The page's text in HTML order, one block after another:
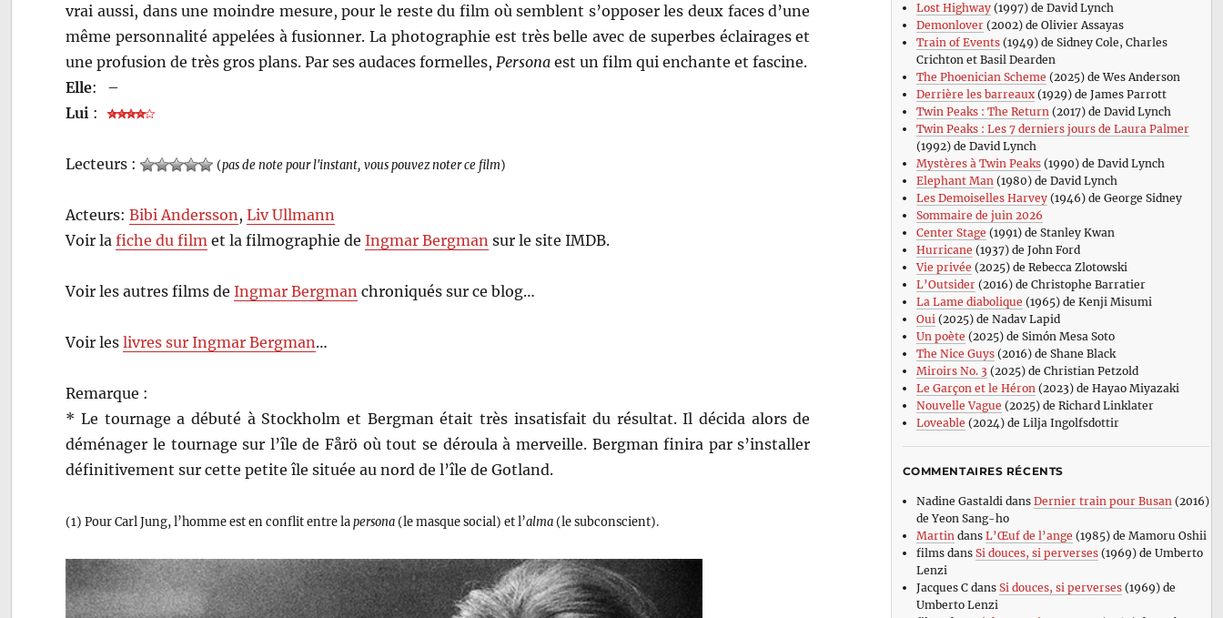
vrai aussi, dans une moindre mesure, pour le reste du film où semblent s’opposer les deux faces d’une
même personnalité appelées à fusionner. La photographie est très belle avec de superbes éclairages et
une profusion de très gros plans. Par ses audaces formelles, Persona est un film qui enchante et fascine.
Elle:
–
Lui :
Lecteurs : (pas de note pour l'instant, vous pouvez noter ce film)
Acteurs:Bibi Andersson ,Liv Ullmann
Voir lafiche du film et la filmographie deIngmar Bergman sur le site IMDB.
Voir les autres films deIngmar Bergman chroniqués sur ce blog…
Voir leslivres sur Ingmar Bergman…
Remarque :
* Le tournage a débuté à Stockholm et Bergman était très insatisfait du résultat. Il décida alors de
déménager le tournage sur l’île de Fårö où tout se déroula à merveille. Bergman finira par s’installer
définitivement sur cette petite île située au nord de l’île de Gotland.
(1) Pour Carl Jung, l’homme est en conflit entre lapersona(le masque social) et l’alma(le subconscient).
Lost Highway(1997) de David Lynch
Demonlover(2002) de Olivier Assayas
Train of Events(1949) de Sidney Cole, Charles
Crichton et Basil Dearden
The Phoenician Scheme (2025) de Wes Anderson
Derrière les barreaux(1929) de James Parrott
Twin Peaks : The Return(2017) de David Lynch
Twin Peaks : Les 7 derniers jours de Laura Palmer
(1992) de David Lynch
Mystères à Twin Peaks(1990) de David Lynch
Elephant Man(1980) de David Lynch
Les Demoiselles Harvey(1946) de George Sidney
Sommaire de juin 2026
Center Stage (1991) de Stanley Kwan
Hurricane (1937) de John Ford
Vie privée (2025) de Rebecca Zlotowski
L’Outsider(2016) de Christophe Barratier
La Lame diabolique (1965) de Kenji Misumi
Oui(2025) de Nadav Lapid
Un poète (2025) de Simón Mesa Soto
The Nice Guys(2016) de Shane Black
Miroirs No. 3 (2025) de Christian Petzold
Le Garçon et le Héron(2023) de Hayao Miyazaki
Nouvelle Vague (2025) de Richard Linklater
Loveable (2024) de Lilja Ingolfsdottir
COMMENTAIRES RÉCENTS
Nadine Gastaldi dans Dernier train pour Busan (2016)
de Yeon Sang-ho
Martin dans L’Œuf de l’ange (1985) de Mamoru Oshii
filmsdans Si douces, si perverses(1969) de Umberto
Lenzi
Jacques Cdans Si douces, si perverses(1969) de
Umberto Lenzi